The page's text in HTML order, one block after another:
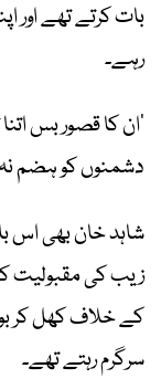
بات کرتے تھے اور
رہے۔
‘ان کا قصور بس
دشمنوں کو ہضم نہ
شاہد خان بھی اس
زیب کی مقبولیت
کے خلاف کھل کر
سرگرم رہتے تھے۔